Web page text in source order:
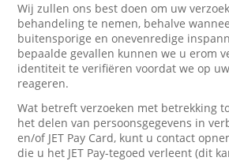
Wij zullen ons best doen om uw
behandeling te nemen, behalve
buitensporige en onevenredige
bepaalde gevallen kunnen we u erom
identiteit te verifiëren voordat we op
reageren.
Wat betreft verzoeken met betrekking
het delen van persoonsgegevens in
en/of JET Pay Card, kunt u contact
die u het JET Pay-tegoed verleent (dit